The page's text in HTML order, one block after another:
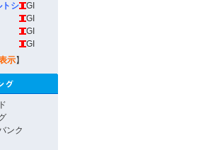
トシ
GI
GI
GI
GI
示】
ンク